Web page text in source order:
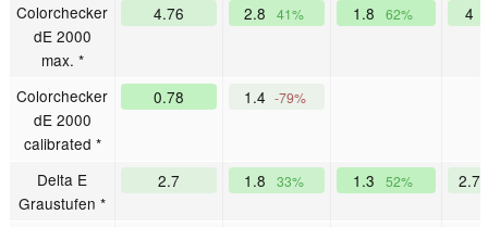
Colorchecker
dE 2000
max. *
4.76 2.8 41% 1.8 62% 4
Colorchecker
dE 2000
calibrated *
0.78 1.4 -79%
Delta E
Graustufen *
2.7 1.8 33% 1.3 52% 2.7